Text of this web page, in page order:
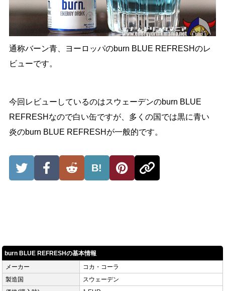
通称バーン青、ヨーロッパのburn BLUE REFRESHのレ
ビューです。
今回レビューしているのはスウェーデンのburn BLUE
REFRESHなので白い缶ですが、多くの国では黒に青い
炎のburn BLUE REFRESHが一般的です。
B!
burn BLUE REFRESHの基本情報
メーカー
コカ・コーラ
製造国
スウェーデン